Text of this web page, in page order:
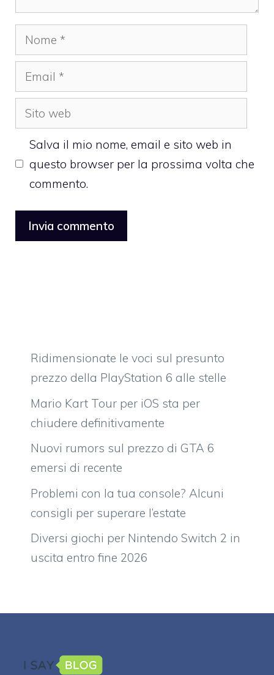
Nome
Email
Sito
web
Salva il mio nome, email e sito web in
questo browser per la prossima volta che
commento.
Ridimensionate le voci sul presunto
prezzo della PlayStation 6 alle stelle
Mario Kart Tour per iOS sta per
chiudere definitivamente
Nuovi rumors sul prezzo di GTA 6
emersi di recente
Problemi con la tua console? Alcuni
consigli per superare l’estate
Diversi giochi per Nintendo Switch 2 in
uscita entro fine 2026